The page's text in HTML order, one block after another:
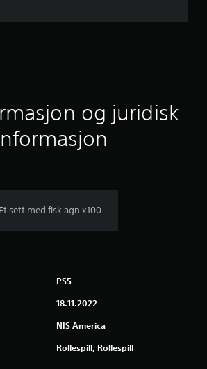
r
r
og juridisk
Et sett med fisk agn x100.
PS5
18.11.2022
NIS America
Rollespill, Rollespill